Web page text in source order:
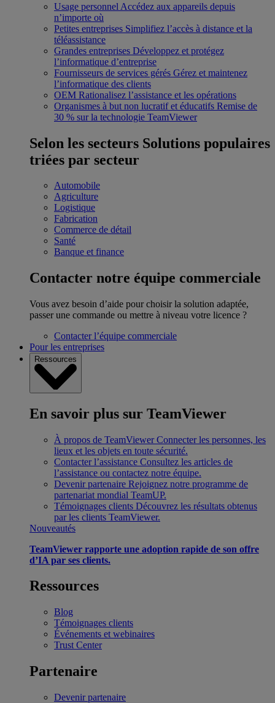
Usage personnel Accédez aux appareils depuis
n’importe où
Petites entreprises Simplifiez l’accès à distance et la
téléassistance
Grandes entreprises Développez et protégez
l’informatique d’entreprise
Fournisseurs de services gérés Gérez et maintenez
l’informatique des clients
OEM Rationalisez l’assistance et les opérations
Organismes à but non lucratif et éducatifs Remise de
30 % sur la technologie TeamViewer
Selon les secteurs Solutions populaires
triées par secteur
Automobile
Agriculture
Logistique
Fabrication
Commerce de détail
Santé
Banque et finance
Contacter notre équipe commerciale
Vous avez besoin d’aide pour choisir la solution adaptée,
passer une commande ou mettre à niveau votre licence ?
Contacter l’équipe commerciale
Pour les entreprises
Ressources
En savoir plus sur TeamViewer
À propos de TeamViewer Connecter les personnes, les
lieux et les objets en toute sécurité.
Contacter l’assistance Consultez les articles de
l’assistance ou contactez notre équipe.
Devenir partenaire Rejoignez notre programme de
partenariat mondial TeamUP.
Témoignages clients Découvrez les résultats obtenus
par les clients TeamViewer.
Nouveautés
TeamViewer rapporte une adoption rapide de son offre
d’IA par ses clients.
Ressources
Blog
Témoignages clients
Événements et webinaires
Trust Center
Partenaire
Devenir partenaire